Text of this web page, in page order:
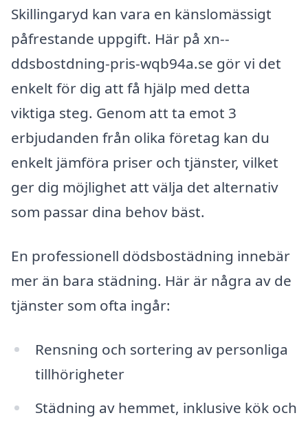
Skillingaryd kan vara en känslomässigt
påfrestande uppgift. Här på xn--
ddsbostdning-pris-wqb94a.se gör vi det
enkelt för dig att få hjälp med detta
viktiga steg. Genom att ta emot 3
erbjudanden från olika företag kan du
enkelt jämföra priser och tjänster, vilket
ger dig möjlighet att välja det alternativ
som passar dina behov bäst.
En professionell dödsbostädning innebär
mer än bara städning. Här är några av de
tjänster som ofta ingår:
Rensning och sortering av personliga
tillhörigheter
Städning av hemmet, inklusive kök och